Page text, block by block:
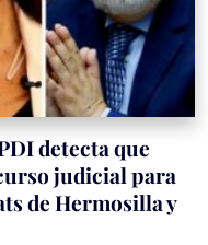
detecta que
judicial para
de Hermosilla y